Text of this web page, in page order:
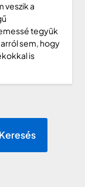
veszik a
tegyük
sem, hogy
is
Keresés